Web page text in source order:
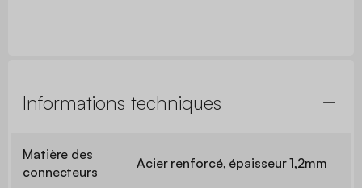
Informations techniques
Matière des
connecteurs
Acier renforcé, épaisseur 1,2mm